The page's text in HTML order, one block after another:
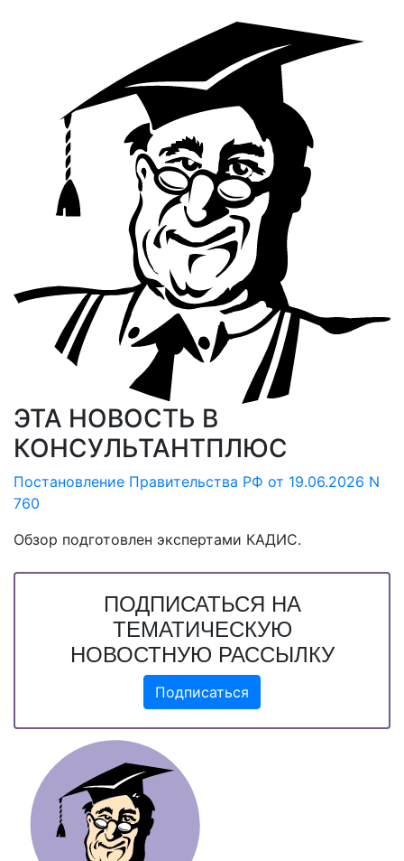
ЭТА НОВОСТЬ В
КОНСУЛЬТАНТПЛЮС
Постановление Правительства РФ от 19.06.2026 N
760
Обзор подготовлен экспертами КАДИС.
ПОДПИСАТЬСЯ НА
ТЕМАТИЧЕСКУЮ
НОВОСТНУЮ РАССЫЛКУ
Подписаться